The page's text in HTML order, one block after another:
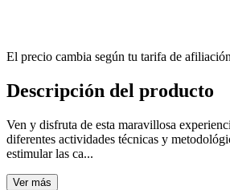
El precio cambia según tu tarifa de
Descripción del producto
Ven y disfruta de esta maravillosa
diferentes actividades técnicas y
estimular las ca...
Ver más